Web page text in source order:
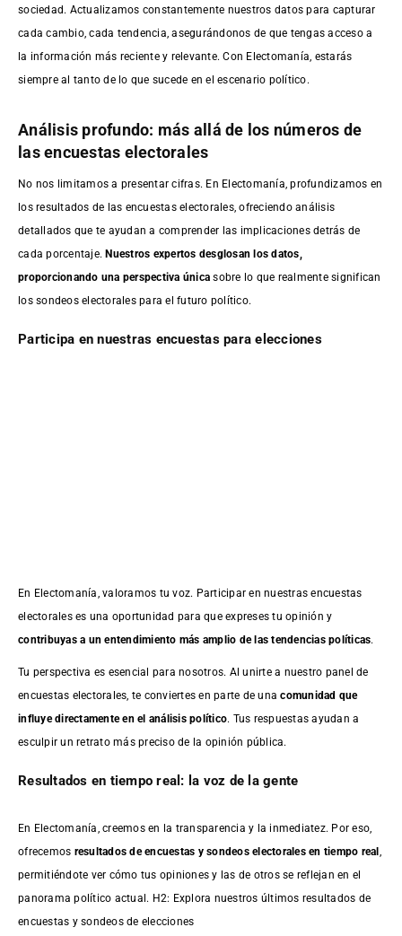
sociedad. Actualizamos constantemente nuestros datos para capturar
cada cambio, cada tendencia, asegurándonos de que tengas acceso a
la información más reciente y relevante. Con Electomanía, estarás
siempre al tanto de lo que sucede en el escenario político.
Análisis profundo: más allá de los números de
las encuestas electorales
No nos limitamos a presentar cifras. En Electomanía, profundizamos en
los resultados de las encuestas electorales, ofreciendo análisis
detallados que te ayudan a comprender las implicaciones detrás de
cada porcentaje.Nuestros expertos desglosan los datos,
proporcionando una perspectiva única sobre lo que realmente significan
los sondeos electorales para el futuro político.
Participa en nuestras encuestas para elecciones
En Electomanía, valoramos tu voz. Participar en nuestras encuestas
electorales es una oportunidad para que expreses tu opinión y
contribuyas a un entendimiento más amplio de las tendencias políticas.
Tu perspectiva es esencial para nosotros. Al unirte a nuestro panel de
encuestas electorales, te conviertes en parte de unacomunidad que
influye directamente en el análisis político. Tus respuestas ayudan a
esculpir un retrato más preciso de la opinión pública.
Resultados en tiempo real: la voz de la gente
En Electomanía, creemos en la transparencia y la inmediatez. Por eso,
ofrecemos resultados deencuestas y sondeos electorales en tiempo real
permitiéndote ver cómo tus opiniones y las de otros se reflejan en el
panorama político actual. H2: Explora nuestros últimos resultados de
encuestas y sondeos de elecciones